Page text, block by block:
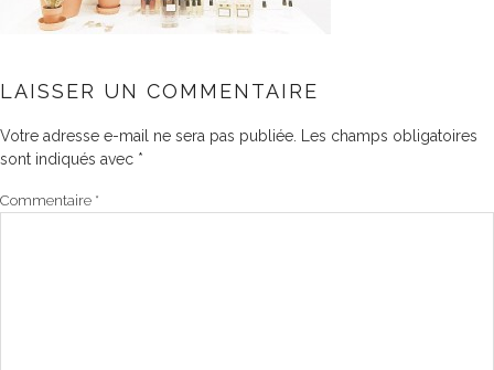
LAISSER UN COMMENTAIRE
Votre adresse e-mail ne sera pas publiée.
Les champs obligatoires
sont indiqués avec *
Commentaire *